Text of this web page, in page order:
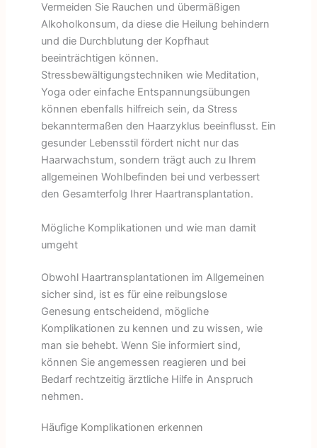
Vermeiden Sie Rauchen und übermäßigen
Alkoholkonsum, da diese die Heilung behindern
und die Durchblutung der Kopfhaut
beeinträchtigen können.
Stressbewältigungstechniken wie Meditation,
Yoga oder einfache Entspannungsübungen
können ebenfalls hilfreich sein, da Stress
bekanntermaßen den Haarzyklus beeinflusst. Ein
gesunder Lebensstil fördert nicht nur das
Haarwachstum, sondern trägt auch zu Ihrem
allgemeinen Wohlbefinden bei und verbessert
den Gesamterfolg Ihrer Haartransplantation.
Mögliche Komplikationen und wie man damit
umgeht
Obwohl Haartransplantationen im Allgemeinen
sicher sind, ist es für eine reibungslose
Genesung entscheidend, mögliche
Komplikationen zu kennen und zu wissen, wie
man sie behebt. Wenn Sie informiert sind,
können Sie angemessen reagieren und bei
Bedarf rechtzeitig ärztliche Hilfe in Anspruch
nehmen.
Häufige Komplikationen erkennen